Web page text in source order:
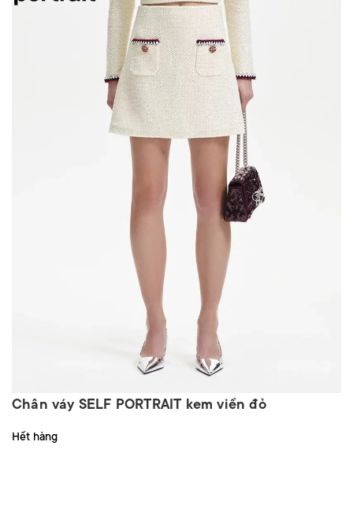
Chân váy SELF PORTRAIT kem viền đỏ
Hết hàng